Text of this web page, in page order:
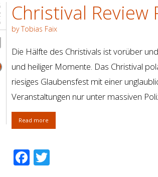
Facebook
Twitter
Christival Review
by Tobias Faix
Die Hälfte des Christivals ist vorüber
und heiliger Momente. Das Christival
riesiges Glaubensfest mit einer
Veranstaltungen nur unter massiven
Read more
Facebook